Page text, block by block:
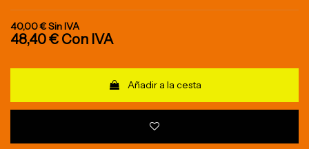
40,00 €Sin IVA
48,40 € Con IVA
Añadir a la cesta